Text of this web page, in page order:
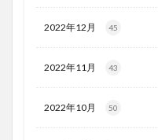
2022年12月 45
2022年11月 43
2022年10月 50